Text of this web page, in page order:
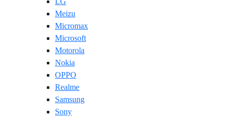
Meizu
Micromax
Microsoft
Motorola
Nokia
OPPO
Realme
Samsung
Sony